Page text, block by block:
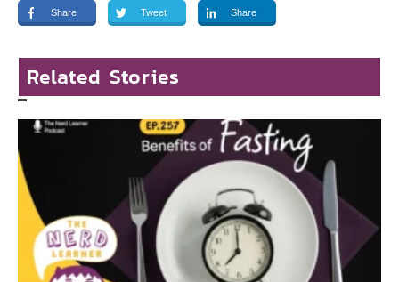
Share Tweet Share
Related Stories